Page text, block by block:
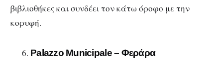
βιβλιοθήκες και συνδέει τον κάτω όροφο με την
κορυφή.
Palazzo Municipale – Φεράρα